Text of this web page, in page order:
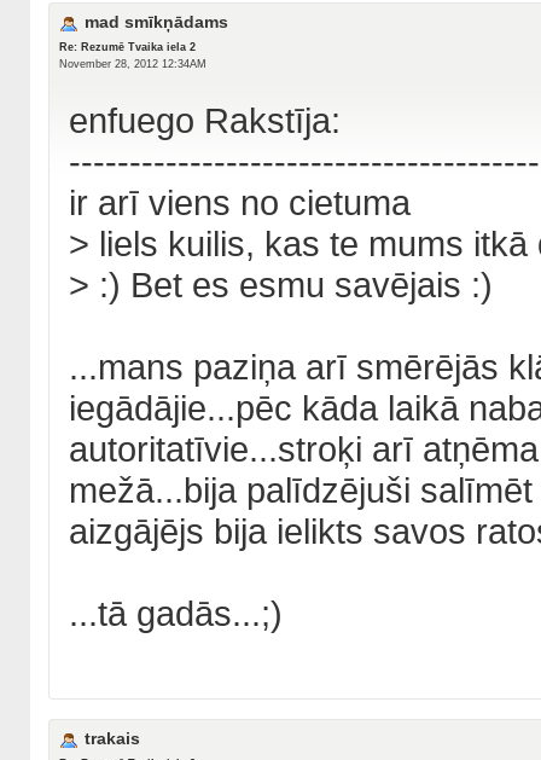
mad smīkņādams
Re: Rezumē Tvaika iela 2
November 28, 2012 12:34AM
enfuego Rakstīja:
ir arī viens no cietuma
> liels kuilis, kas te mums
> :) Bet es esmu savējais :)
...mans paziņa arī smērējās
iegādājie...pēc kāda laikā
autoritatīvie...stroķi arī
mežā...bija palīdzējuši
aizgājējs bija ielikts savos
...tā gadās...;)
trakais